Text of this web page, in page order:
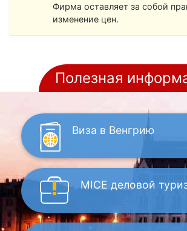
Фирма оставляет за собой
изменение цен.
Полезная
Виза в Венгрию
MICE деловой